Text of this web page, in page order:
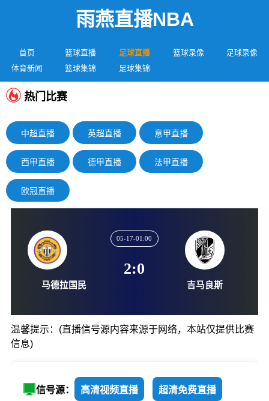
雨燕直播NBA
首页 篮球直播 足球直播 篮球录像
足球录像
体育新闻
篮球集锦 足球集锦
热门比赛
中超直播 英超直播 意甲直播
西甲直播 德甲直播 法甲直播
欧冠直播
2:0
温馨提示：(直播信号源内容来源于网络，本站仅提供比赛
信息)
信号源： 高清视频直播 超清免费直播